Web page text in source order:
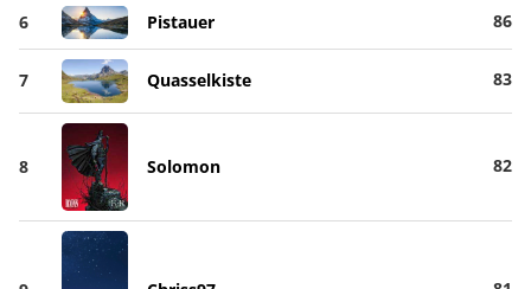
6 Pistauer 86
7 Quasselkiste 83
8 Solomon 82